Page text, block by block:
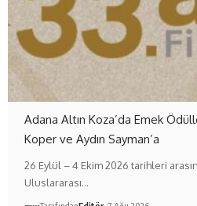
Adana Altın Koza’da Emek
Koper ve Aydın Sayman’a
26 Eylül – 4 Ekim 2026 tarihleri
Uluslararası…